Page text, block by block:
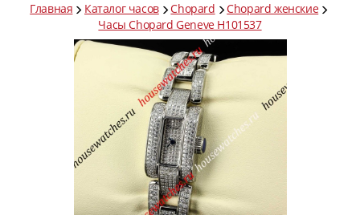
Главная Каталог часов Chopard
Chopard женские
Часы Chopard Geneve H101537